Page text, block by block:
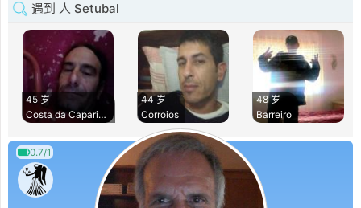
遇到 人 Setubal
45 岁
Costa da Caparica
44 岁
Corroios
48 岁
Barreiro
0.7/1